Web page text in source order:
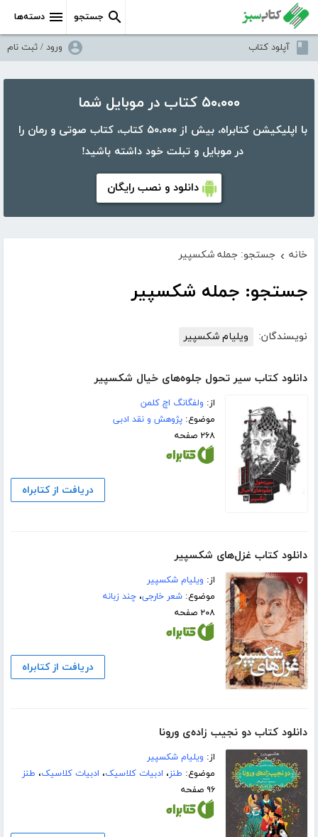
دسته‌ها جستجو
آپلود کتاب ورود / ثبت نام
۵۰،۰۰۰ کتاب در موبایل شما
با اپلیکیشن کتابراه، بیش از ۵۰،۰۰۰ کتاب، کتاب صوتی و رمان را
در موبایل و تبلت خود داشته باشید!
دانلود و نصب رایگان
خانه › جستجو: جمله شکسپیر
جستجو: جمله شکسپیر
نویسندگان: ویلیام شکسپیر
دانلود کتاب سیر تحول جلوه‌های خیال شکسپیر
از: ولفگانگ اچ کلمن
موضوع:پژوهش و نقد ادبی
۲۶۸ صفحه
دریافت از کتابراه
دانلود کتاب غزل‌هاى شکسپیر
از: ویلیام شکسپیر
موضوع:شعر خارجی،چند زبانه
۲۰۸ صفحه
دریافت از کتابراه
دانلود کتاب دو نجیب زاده‌ی ورونا
از: ویلیام شکسپیر
موضوع: طنز، ادبیات کلاسیک، ادبیات کلاسیک، طنز
۹۶ صفحه